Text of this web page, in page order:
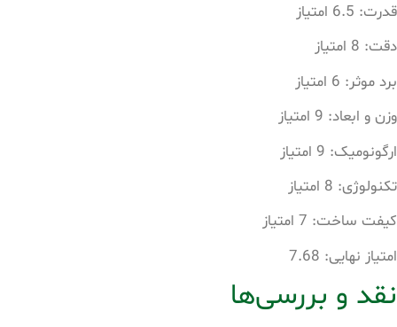
قدرت: 6.5 امتیاز
دقت: 8 امتیاز
برد موثر: 6 امتیاز
وزن و ابعاد: 9 امتیاز
ارگونومیک: 9 امتیاز
تکنولوژی: 8 امتیاز
کیفت ساخت: 7 امتیاز
امتیاز نهایی: 7.68
نقد و بررسی‌ها